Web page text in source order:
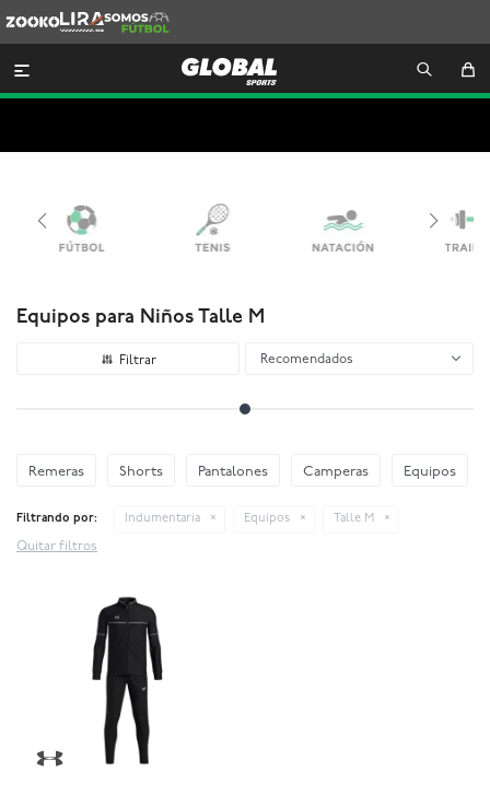
Lira
Somos
Futbol

Equipos para Niños Talle M
Recomendados
Remeras Shorts Pantalones Camperas Equipos
Filtrando por: Indumentaria Equipos Talle M
Quitar filtros